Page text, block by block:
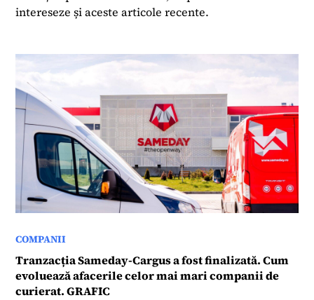
colaborat cu publicații internaționale, inclusiv
Group.
intereseze și aceste articole recente.
COMPANII
Tranzacția Sameday-Cargus a fost finalizată. Cum
evoluează afacerile celor mai mari companii de
curierat. GRAFIC